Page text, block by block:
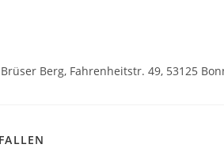
Berg, Fahrenheitstr. 49, 53125